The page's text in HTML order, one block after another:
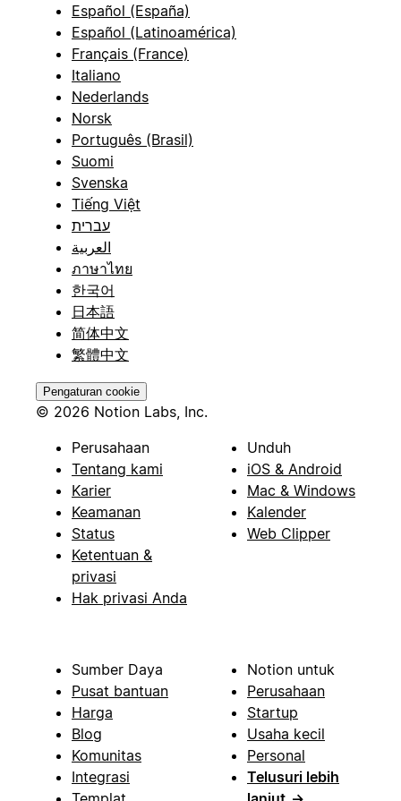
Español (España)
Español (Latinoamérica)
Français (France)
Italiano
Nederlands
Norsk
Português (Brasil)
Suomi
Svenska
Tiếng Việt
עברית
العربية
ภาษาไทย
한국어
日本語
简体中文
繁體中文
Pengaturan cookie
© 2026 Notion Labs, Inc.
Perusahaan
Tentang kami
Karier
Keamanan
Status
Ketentuan &
privasi
Hak privasi Anda
Unduh
iOS & Android
Mac & Windows
Kalender
Web Clipper
Sumber Daya
Pusat bantuan
Harga
Blog
Komunitas
Integrasi
Notion untuk
Perusahaan
Startup
Usaha kecil
Personal
Telusuri lebih